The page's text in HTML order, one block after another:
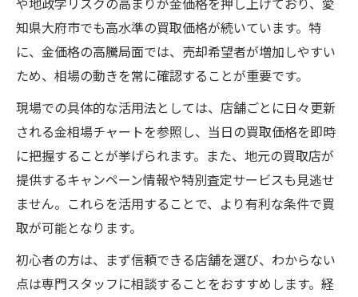
知県大府市でも高水準の買取価格が続いています。特
に、金価格の高騰局面では、売却希望者が増加しやすい
ため、相場の動きを常に確認することが重要です。
現場での具体的な活用法としては、店舗ごとに日々更新
される金相場チャートを参照し、当日の買取価格を即時
に把握することが挙げられます。また、地元の買取店が
提供するキャンペーン情報や特別査定サービスも見逃せ
ません。これらを活用することで、より有利な条件で買
取が可能となります。
初心者の方は、まず信頼できる店舗を選び、わからない
点は専門スタッフに相談することをおすすめします。経